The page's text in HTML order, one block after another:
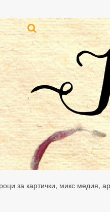
за картички, микс медия,